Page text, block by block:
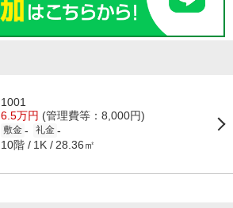
1001
6.5万円 (管理費等：8,000円)
敷金 - 礼金 -
10階 1K 28.36㎡